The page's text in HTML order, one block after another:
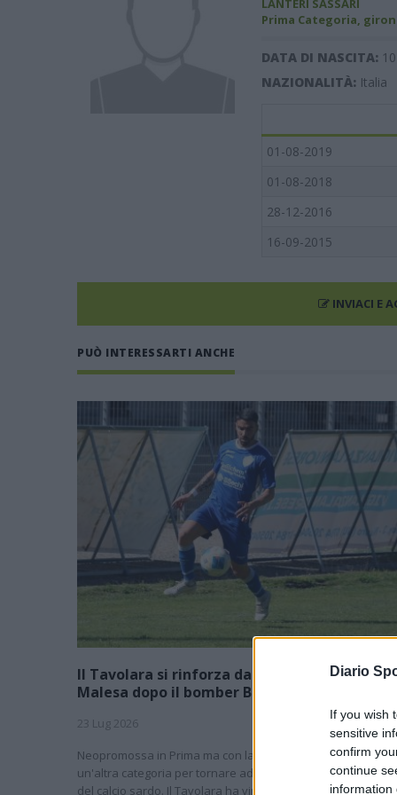
Diario
If you wish
sensitive
confirm
continue
information
LANTERI SASSARI
Prima Categoria,
DATA DI NASCITA:
NAZIONALITÀ: Italia
01-08-2019
01-08-2018
28-12-2016
16-09-2015
INVIACI E
PUÒ INTERESSARTI ANCHE
Il Tavolara si rinforza dall'Eccellenza: preso
Malesa dopo il bomber Balde
23 Lug 2026
Neopromossa in Prima ma con la voglia di scalare ancora
un'altra categoria per tornare ad essere una protagonista
del calcio sardo. Il Tavolara ha vinto il campionato di